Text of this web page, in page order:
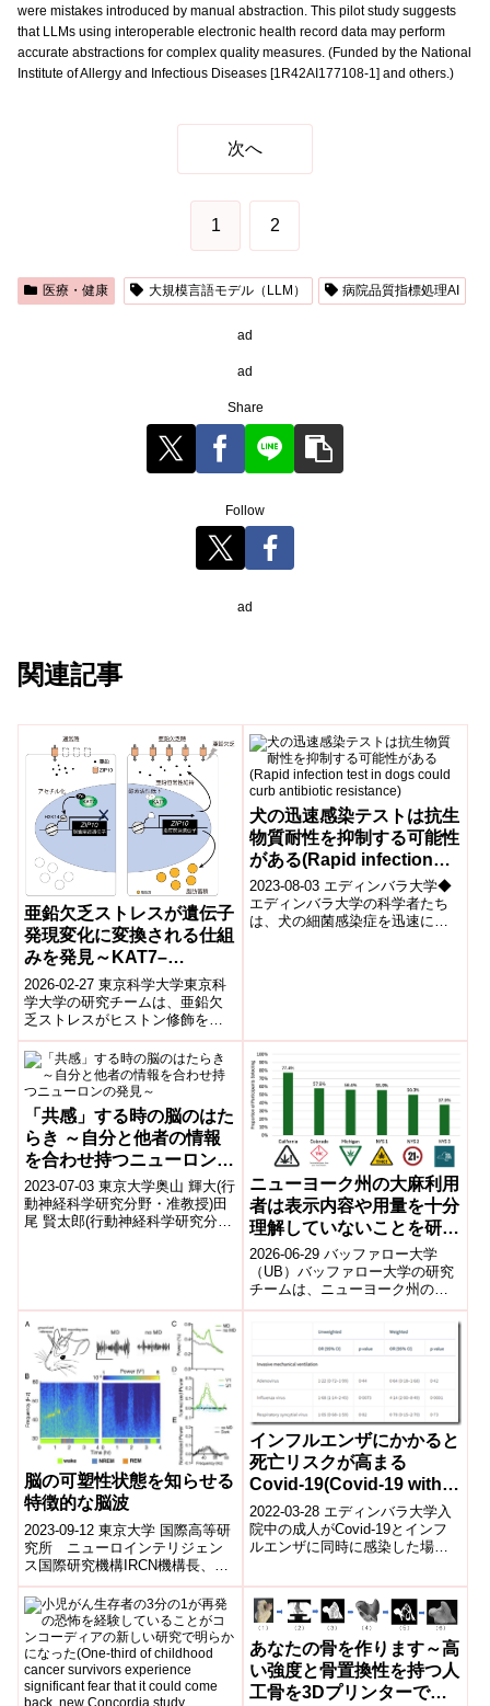
were mistakes introduced by manual abstraction. This pilot study suggests
that LLMs using interoperable electronic health record data may perform
accurate abstractions for complex quality measures. (Funded by the National
Institute of Allergy and Infectious Diseases [1R42AI177108-1] and others.)
次へ
1 2
医療・健康 大規模言語モデル（LLM） 病院品質指標処理AI
ad
ad
Share
Follow
ad
関連記事
亜鉛欠乏ストレスが遺伝子
発現変化に変換される仕組
みを発見～KAT7–
H3K14ac軸が亜鉛恒常性
維持と肝脂質蓄積に関与～
2026-02-27 東京科学大学東京科
学大学の研究チームは、亜鉛欠
乏ストレスがヒストン修飾を介
して遺伝子発現を変化させる分
子機構を解明した。亜鉛欠乏に
よりヒス...
犬の迅速感染テストは抗生
物質耐性を抑制する可能性
がある(Rapid infection
test in dogs could curb
antibiotic resistance)
2023-08-03 エディンバラ大学◆
エディンバラ大学の科学者たち
は、犬の細菌感染症を迅速に診
「共感」する時の脳のはた
らき ～自分と他者の情報
を合わせ持つニューロンの
発見～
2023-07-03 東京大学奥山 輝大(行
動神経科学研究分野・准教授)田
尾 賢太郎(行動神経科学研究分
ニューヨーク州の大麻利用
者は表示内容や用量を十分
理解していないことを研究
が明らかに（Millions of
New Yorkers consume
cannabis; far fewer
understand details, such
as content and dosage）
2026-06-29 バッファロー大学
（UB）バッファロー大学の研究
チームは、ニューヨーク州の成
人用大麻利用者を対象に調査を
脳の可塑性状態を知らせる
特徴的な脳波
2023-09-12 東京大学 国際高等研
究所 ニューロインテリジェン
ス国際研究機構IRCN機構長、主
任研究者である、ハーバード大
学のヘンシュ貴雄教授の研究室
か...
インフルエンザにかかると
死亡リスクが高まる
Covid-19(Covid-19 with
flu increases risk of
death)
2022-03-28 エディンバラ大学入
院中の成人がCovid-19とインフ
ルエンザに同時に感染した場
あなたの骨を作ります～高
い強度と骨置換性を持つ人
工骨を3Dプリンターで製